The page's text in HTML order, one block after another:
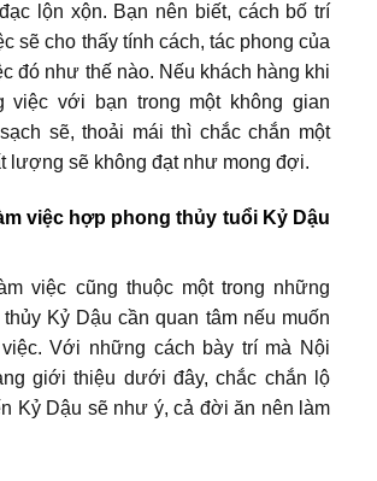
lộn xộn. Bạn nên biết, cách bố trí
sẽ cho thấy tính cách, tác phong của
đó như thế nào. Nếu khách hàng khi
việc với bạn trong một không gian
sẽ, thoải mái thì chắc chắn một
lượng sẽ không đạt như mong đợi.
việc hợp phong thủy tuổi Kỷ Dậu
việc cũng thuộc một trong những
Kỷ Dậu cần quan tâm nếu muốn
Với những cách bày trí mà Nội
giới thiệu dưới đây, chắc chắn lộ
Kỷ Dậu sẽ như ý, cả đời ăn nên làm